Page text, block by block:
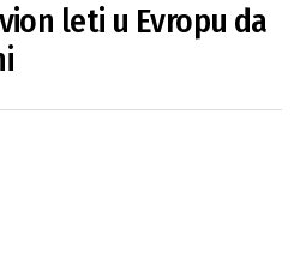
leti u Evropu da